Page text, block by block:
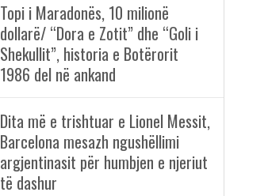
Topi i Maradonës, 10 milionë
dollarë/ “Dora e Zotit” dhe “Goli i
Shekullit”, historia e Botërorit
1986 del në ankand
Dita më e trishtuar e Lionel Messit,
Barcelona mesazh ngushëllimi
argjentinasit për humbjen e njeriut
të dashur